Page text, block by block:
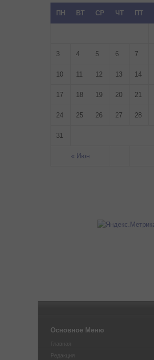
ПН ВТ СР ЧТ ПТ
« Июн
3 4 5 6 7
10 11 12 13 14
17 18 19 20 21
24 25 26 27 28
31
Основное Меню
Главная
Редакция